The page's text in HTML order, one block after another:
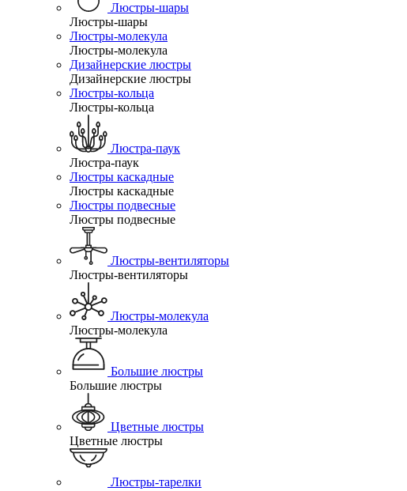
Люстры-шары
Люстры-шары
Люстры-молекула
Люстры-молекула
Дизайнерские люстры
Дизайнерские люстры
Люстры-кольца
Люстры-кольца
Люстра-паук
Люстра-паук
Люстры каскадные
Люстры каскадные
Люстры подвесные
Люстры подвесные
Люстры-вентиляторы
Люстры-вентиляторы
Люстры-молекула
Люстры-молекула
Большие люстры
Большие люстры
Цветные люстры
Цветные люстры
Люстры-тарелки